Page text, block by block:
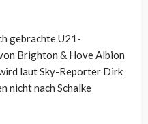
gebrachte U21-
Brighton & Hove Albion
laut Sky-Reporter Dirk
nicht nach Schalke